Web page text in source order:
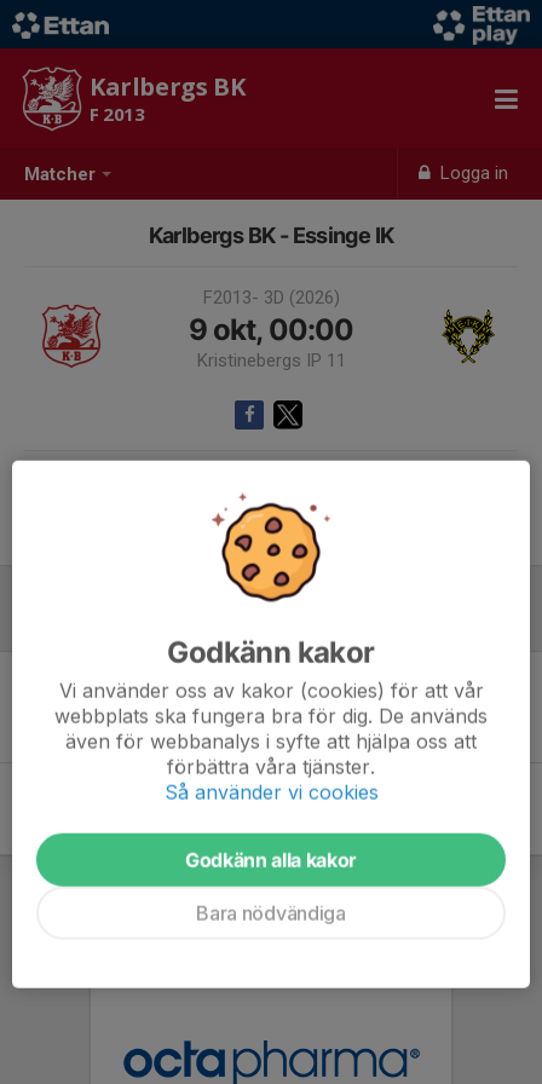
Matcher Logga in
Karlbergs BK
F 2013
Karlbergs BK - Essinge IK
F2013- 3D (2026)
9 okt, 00:00
Kristinebergs IP 11
www.stff.se/rs/matchfakta/karlbergs-bk-32-essinge-ik-flickor-
2013/6642828/
Inget skrivet
Godkänn kakor
Vi använder oss av kakor (cookies) för att vår
webbplats ska fungera bra för dig. De används
även för webbanalys i syfte att hjälpa oss att
förbättra våra tjänster.
Så använder vi cookies
Godkänn alla kakor
Bara nödvändiga